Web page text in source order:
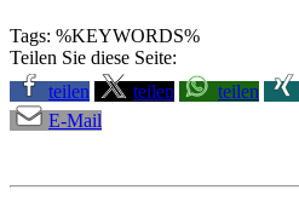
Tags: %KEYWORDS%
Teilen Sie diese Seite:
teilen
teilen teilen
E-Mail